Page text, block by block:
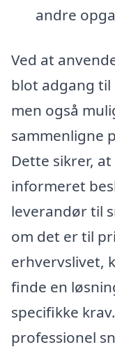
andre
Ved at
blot adgang
men også
sammenligne
Dette sikrer,
informeret
leverandør til
om det er til
erhvervslivet,
finde en
specifikke
professionel